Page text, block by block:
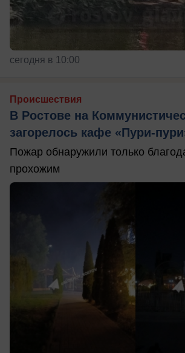
сегодня в 10:00
Происшествия
В Ростове на
загорелось кафе «Пури-
Пожар обнаружили только
прохожим